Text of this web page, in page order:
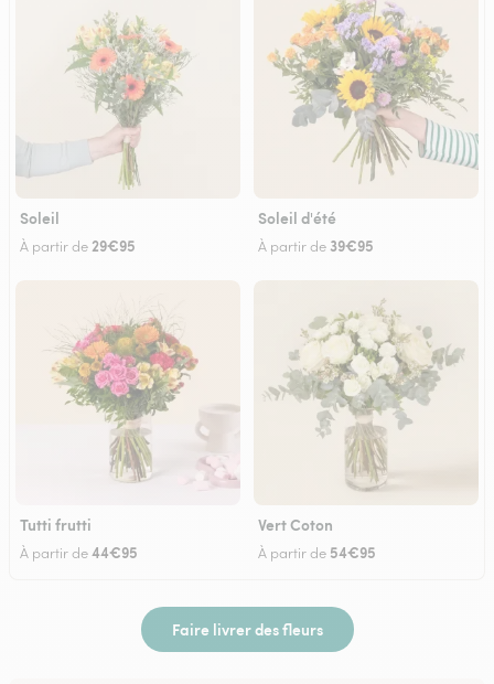
Soleil
À partir de 29€95
Soleil d'été
À partir de 39€95
Tutti frutti
À partir de44€95
Vert Coton
À partir de 54€95
Faire livrer des fleurs